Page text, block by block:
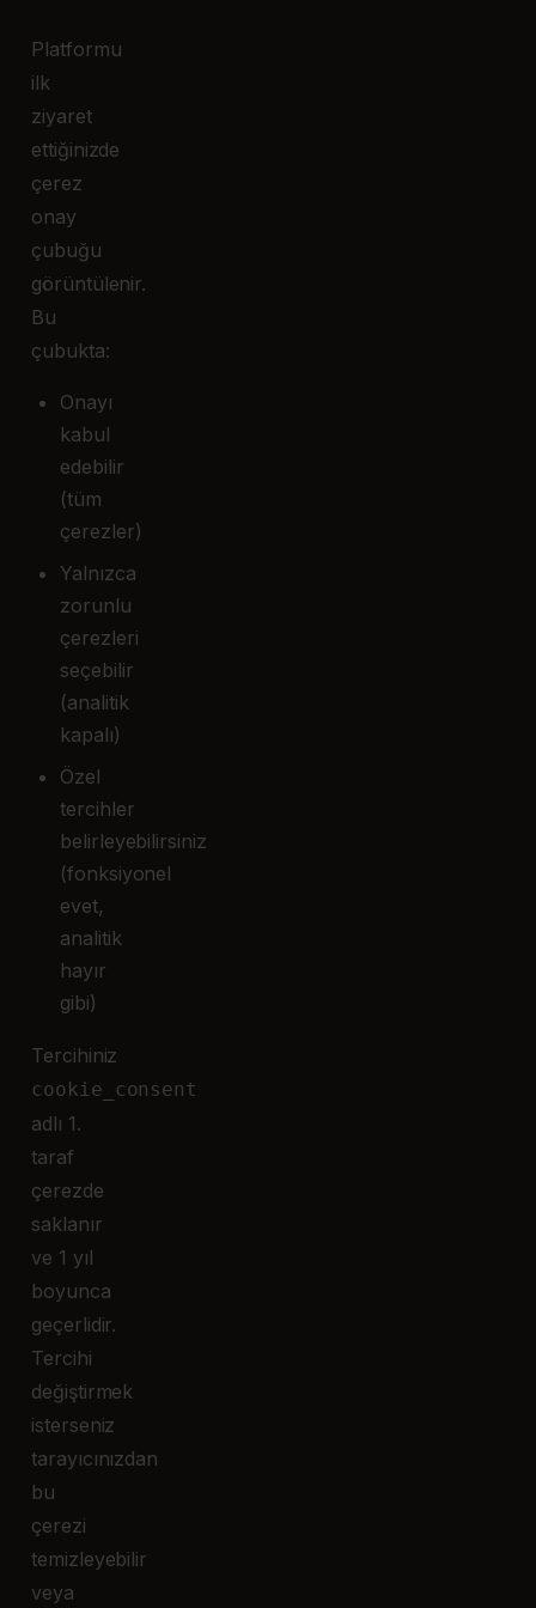
Platformu
ilk
ziyaret
ettiğinizde
çerez
onay
çubuğu
görüntülenir.
Bu
çubukta:
Onayı
kabul
edebilir
(tüm
çerezler)
Yalnızca
zorunlu
çerezleri
seçebilir
(analitik
kapalı)
Özel
tercihler
belirleyebilirsiniz
(fonksiyonel
evet,
analitik
hayır
gibi)
Tercihiniz
cookie_consent
adlı 1.
taraf
çerezde
saklanır
ve 1 yıl
boyunca
geçerlidir.
Tercihi
değiştirmek
isterseniz
tarayıcınızdan
bu
çerezi
temizleyebilir
veya